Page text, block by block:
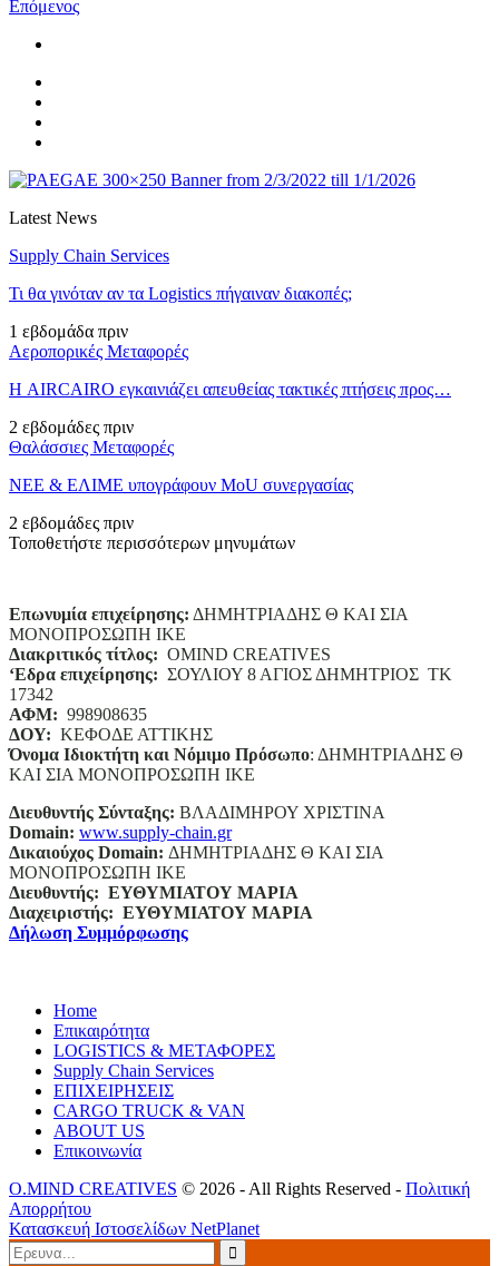
Επόμενος
Latest News
Supply Chain Services
Τι θα γινόταν αν τα Logistics πήγαιναν διακοπές;
1 εβδομάδα πριν
Αεροπορικές Μεταφορές
Η AIRCAIRO εγκαινιάζει απευθείας τακτικές πτήσεις προς…
2 εβδομάδες πριν
Θαλάσσιες Μεταφορές
ΝΕΕ & ΕΛΙΜΕ υπογράφουν MoU συνεργασίας
2 εβδομάδες πριν
Τοποθετήστε περισσότερων μηνυμάτων
Επωνυμία επιχείρησης: ΔΗΜΗΤΡΙΑΔΗΣ Θ ΚΑΙ ΣΙΑ
ΜΟΝΟΠΡΟΣΩΠΗ ΙΚΕ
Διακριτικός τίτλος: ΟΜΙΝD CREATIVES
‘Eδρα επιχείρησης: ΣΟΥΛΙΟΥ 8 ΑΓΙΟΣ ΔΗΜΗΤΡΙΟΣ ΤΚ
17342
ΑΦΜ: 998908635
ΔΟΥ: ΚΕΦΟΔΕ ΑΤΤΙΚΗΣ
Όνομα Ιδιοκτήτη και Νόμιμο Πρόσωπο: ΔΗΜΗΤΡΙΑΔΗΣ Θ
ΚΑΙ ΣΙΑ ΜΟΝΟΠΡΟΣΩΠΗ ΙΚΕ
Διευθυντής Σύνταξης: ΒΛΑΔΙΜΗΡΟΥ ΧΡΙΣΤΙΝΑ
Domain: www.supply-chain.gr
Δικαιούχος Domain: ΔΗΜΗΤΡΙΑΔΗΣ Θ ΚΑΙ ΣΙΑ
ΜΟΝΟΠΡΟΣΩΠΗ ΙΚΕ
Διευθυντής: ΕΥΘΥΜΙΑΤΟΥ ΜΑΡΙΑ
Διαχειριστής: ΕΥΘΥΜΙΑΤΟΥ ΜΑΡΙΑ
Δήλωση Συμμόρφωσης
Home
Επικαιρότητα
LOGISTICS & ΜΕΤΑΦΟΡΕΣ
Supply Chain Services
ΕΠΙΧΕΙΡΗΣΕΙΣ
CARGO TRUCK & VAN
ABOUT US
Επικοινωνία
O.MIND CREATIVES © 2026 - All Rights Reserved - Πολιτική
Απορρήτου
Κατασκευή Ιστοσελίδων NetPlanet